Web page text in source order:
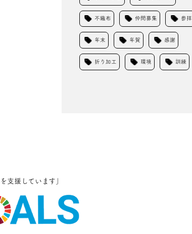
不織布 仲間募集 参拝
年末 年賀 感謝
折り加工 環境 訓練
支援しています」